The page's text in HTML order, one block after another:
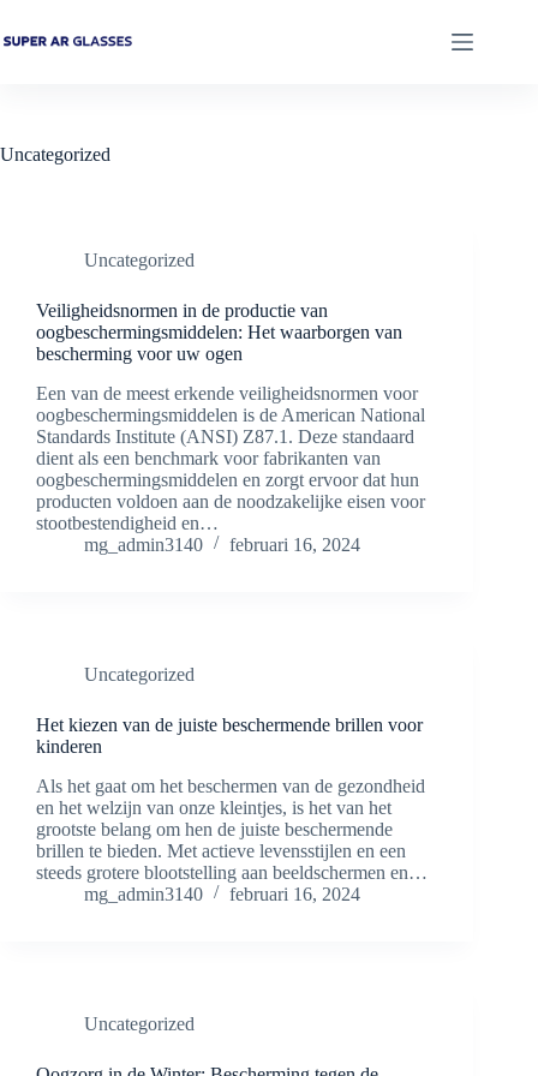
de
Uncategorized
Uncategorized
Veiligheidsnormen in de productie van
oogbeschermingsmiddelen: Het waarborgen van
bescherming voor uw ogen
Een van de meest erkende veiligheidsnormen voor
oogbeschermingsmiddelen is de American National
Standards Institute (ANSI) Z87.1. Deze standaard
dient als een benchmark voor fabrikanten van
oogbeschermingsmiddelen en zorgt ervoor dat hun
producten voldoen aan de noodzakelijke eisen voor
stootbestendigheid en…
mg_admin3140
februari 16, 2024
Uncategorized
Het kiezen van de juiste beschermende brillen voor
kinderen
Als het gaat om het beschermen van de gezondheid
en het welzijn van onze kleintjes, is het van het
grootste belang om hen de juiste beschermende
brillen te bieden. Met actieve levensstijlen en een
steeds grotere blootstelling aan beeldschermen en…
mg_admin3140
februari 16, 2024
Uncategorized